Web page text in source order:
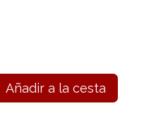
Añadir a la cesta